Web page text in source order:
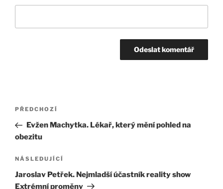
Navigace
příspěvek
Předchozí
příspěvek
PŘEDCHOZÍ
Evžen Machytka. Lékař, který mění pohled na
obezitu
Následující
příspěvek
NÁSLEDUJÍCÍ
Jaroslav Petřek. Nejmladší účastník reality show
Extrémní proměny